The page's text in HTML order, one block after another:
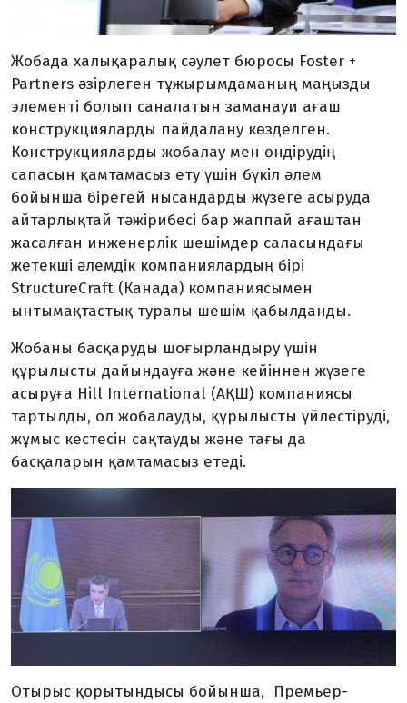
Жобада халықаралық сәулет бюросы Foster +
Partners әзірлеген тұжырымдаманың маңызды
элементі болып саналатын заманауи ағаш
конструкцияларды пайдалану көзделген.
Конструкцияларды жобалау мен өндірудің
сапасын қамтамасыз ету үшін бүкіл әлем
бойынша бірегей нысандарды жүзеге асыруда
айтарлықтай тәжірибесі бар жаппай ағаштан
жасалған инженерлік шешімдер саласындағы
жетекші әлемдік компаниялардың бірі
StructureCraft (Канада) компаниясымен
ынтымақтастық туралы шешім қабылданды.
Жобаны басқаруды шоғырландыру үшін
құрылысты дайындауға және кейіннен жүзеге
асыруға Hill International (АҚШ) компаниясы
тартылды, ол жобалауды, құрылысты үйлестіруді,
жұмыс кестесін сақтауды және тағы да
басқаларын қамтамасыз етеді.
Отырыс қорытындысы бойынша, Премьер-